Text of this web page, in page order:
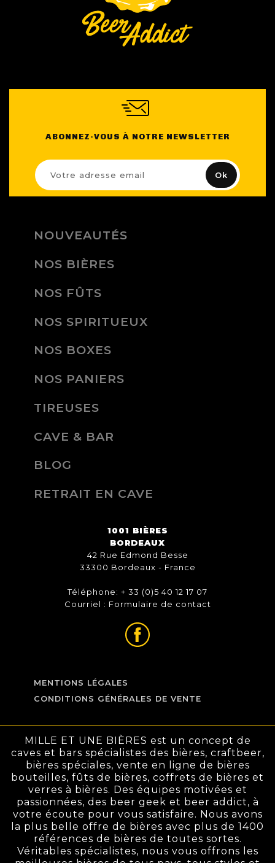
ABONNEZ-VOUS À NOTRE NEWSLETTER
NOUVEAUTÉS
NOS BIÈRES
NOS FÛTS
NOS SPIRITUEUX
NOS BOXES
NOS PANIERS
TIREUSES
CAVE & BAR
BLOG
RETRAIT EN CAVE
1001 BIÈRES
BORDEAUX
42 Rue Edmond Besse
33300 Bordeaux - France
Téléphone: + 33 (0)5 40 12 17 07
Courriel : Formulaire de contact
MENTIONS LÉGALES
CONDITIONS GÉNÉRALES DE VENTE
MILLE ET UNE BIÈRES est un concept de
caves et bars spécialistes des bières, craftbeer,
bières spéciales, vente en ligne de bières
bouteilles, fûts de bières, coffrets de bières et
verres à bières. Des équipes motivées et
passionnées, des beer geek et beer addict, à
votre écoute pour vous satisfaire. Nous avons
la plus belle offre de bières avec plus de 1400
références de bières de toutes sortes.
Véritables spécialistes, nous vous offrons les